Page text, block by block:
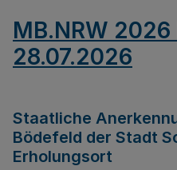
MB.NRW
28.07.2026
Staatliche
Bödefeld der Stadt
Erholungsort